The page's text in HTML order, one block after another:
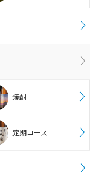
焼酎
定期コース